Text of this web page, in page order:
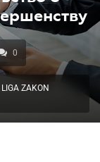
0
ZAKON